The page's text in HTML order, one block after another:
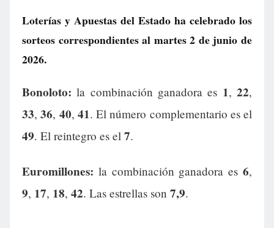
Loterías y Apuestas del Estado ha celebrado los
sorteos correspondientes al martes 2 de junio de
2026.
Bonoloto: la combinación ganadora es 1,22,
33,36, 40, 41. El número complementario es el
49. El reintegro es el 7.
Euromillones: la combinación ganadora es 6,
9, 17, 18, 42. Las estrellas son 7,9.